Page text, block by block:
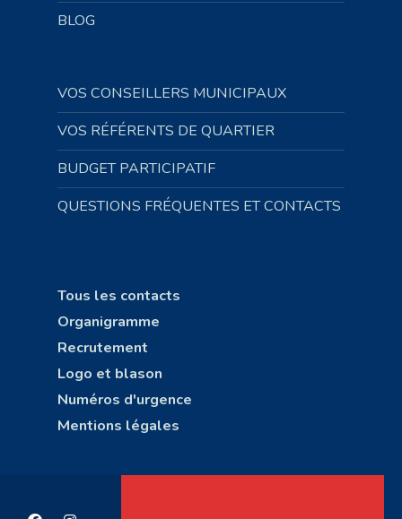
BLOG
VOS CONSEILLERS MUNICIPAUX
VOS RÉFÉRENTS DE QUARTIER
BUDGET PARTICIPATIF
QUESTIONS FRÉQUENTES ET CONTACTS
Tous les contacts
Organigramme
Recrutement
Logo et blason
Numéros d'urgence
Mentions légales